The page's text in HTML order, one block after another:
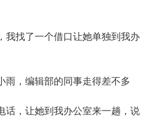
找了一个借口让她单独到我办
，编辑部的同事走得差不多
话，让她到我办公室来一趟，说